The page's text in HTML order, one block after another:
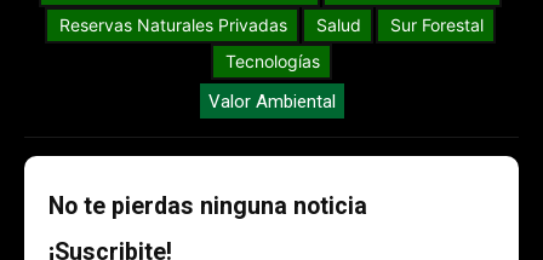
Reservas Naturales Privadas
Salud
Sur Forestal
Tecnologías
Valor Ambiental
No te pierdas ninguna noticia
¡Suscribite!